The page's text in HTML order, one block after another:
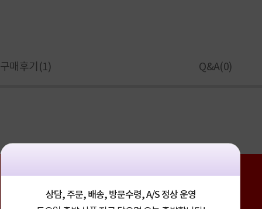
상담, 주문, 배송, 방문수령, A/S 정상 운영
구매후기(1) Q&A(0)